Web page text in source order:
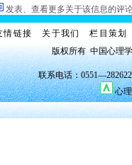
发表、查看更多关于该信息的评
情链接 关于我们 栏目策划
版权所有 中国心理
联系电话：
心